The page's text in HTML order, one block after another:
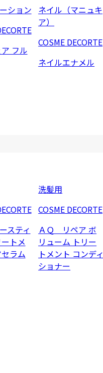
ション
フル
ネイル（マニュキ
ア）
COSME DECORTE
ネイルエナメル
スティ
トメ
ラム
洗髪用
COSME DECORTE
ＡＱ リペア ボ
リューム トリー
トメント コンディ
ショナー